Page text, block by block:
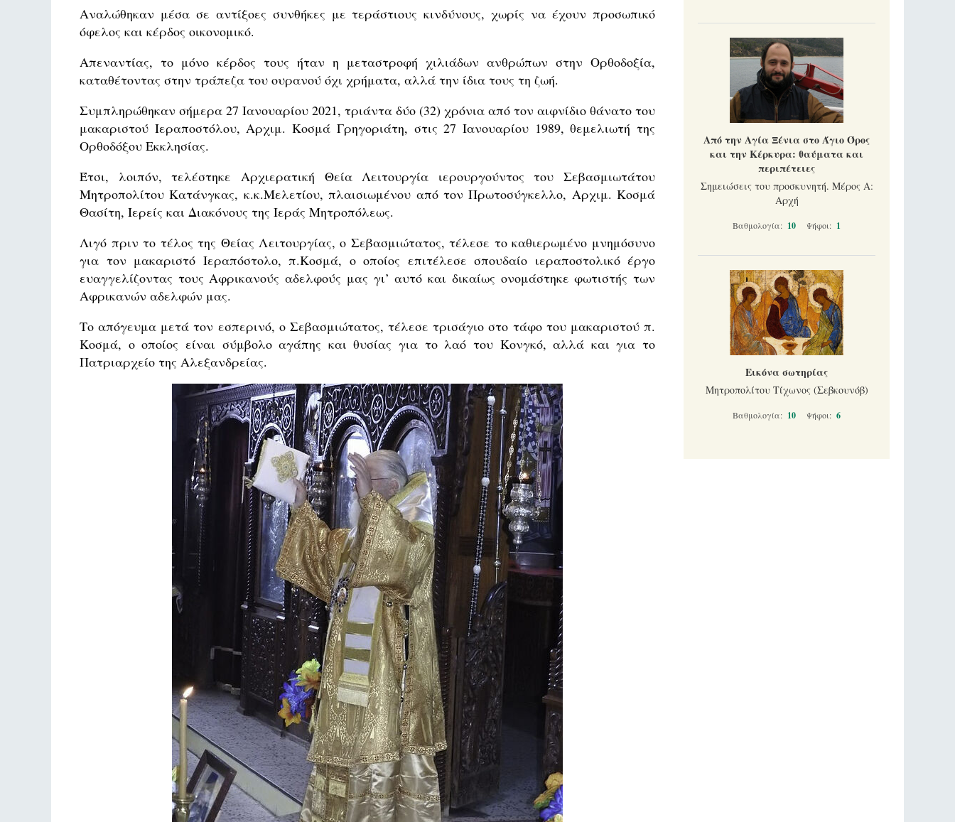
Αναλώθηκαν μέσα σε αντίξοες συνθήκες με τεράστιους κινδύνους, χωρίς να έχουν προσωπικό
όφελος και κέρδος οικονομικό.
Απεναντίας, το μόνο κέρδος τους ήταν η μεταστροφή χιλιάδων ανθρώπων στην Ορθοδοξία,
καταθέτοντας στην τράπεζα του ουρανού όχι χρήματα, αλλά την ίδια τους τη ζωή.
Συμπληρώθηκαν σήμερα 27 Ιανουαρίου 2021, τριάντα δύο (32) χρόνια από τον αιφνίδιο θάνατο του
μακαριστού Ιεραποστόλου, Αρχιμ. Κοσμά Γρηγοριάτη, στις 27 Ιανουαρίου 1989, θεμελιωτή της
Ορθοδόξου Εκκλησίας.
Έτσι, λοιπόν, τελέστηκε Αρχιερατική Θεία Λειτουργία ιερουργούντος του Σεβασμιωτάτου
Μητροπολίτου Κατάνγκας, κ.κ.Μελετίου, πλαισιωμένου από τον Πρωτοσύγκελλο, Αρχιμ. Κοσμά
Θασίτη, Ιερείς και Διακόνους της Ιεράς Μητροπόλεως.
Λιγό πριν το τέλος της Θείας Λειτουργίας, ο Σεβασμιώτατος, τέλεσε το καθιερωμένο μνημόσυνο
για τον μακαριστό Ιεραπόστολο, π.Κοσμά, ο οποίος επιτέλεσε σπουδαίο ιεραποστολικό έργο
ευαγγελίζοντας τους Αφρικανούς αδελφούς μας γι’ αυτό και δικαίως ονομάστηκε φωτιστής των
Αφρικανών αδελφών μας.
Το απόγευμα μετά τον εσπερινό, ο Σεβασμιώτατος, τέλεσε τρισάγιο στο τάφο του μακαριστού π.
Κοσμά, ο οποίος είναι σύμβολο αγάπης και θυσίας για το λαό του Κονγκό, αλλά και για το
Πατριαρχείο της Αλεξανδρείας.
Από την Αγία Ξένια στο Άγιο Όρος
και την Κέρκυρα: θαύματα και
περιπέτειες
Σημειώσεις του προσκυνητή. Μέρος Α:
Αρχή
Βαθμολογία: 10 Ψήφοι: 1
Εικόνα σωτηρίας
Μητροπολίτου Τίχωνος (Σεβκουνόβ)
Βαθμολογία: 10 Ψήφοι: 6